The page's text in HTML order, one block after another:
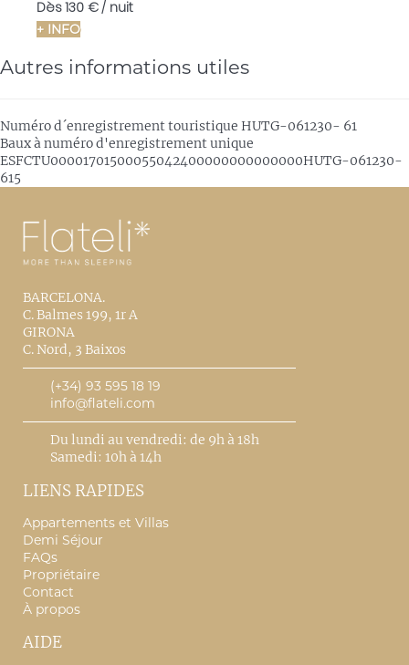
Dès130 €/ nuit
+ INFO
Autres informations utiles
Numéro d´enregistrement touristique HUTG-061230- 61
Baux à numéro d'enregistrement unique
ESFCTU00001701500055042400000000000000HUTG-061230-
615
BARCELONA.
C. Balmes 199, 1r A
GIRONA
C. Nord, 3 Baixos
(+34) 93 595 18 19
info@flateli.com
Du lundi au vendredi: de 9h à 18h
Samedi: 10h à 14h
LIENS RAPIDES
Appartements et Villas
Demi Séjour
FAQs
Propriétaire
Contact
À propos
AIDE